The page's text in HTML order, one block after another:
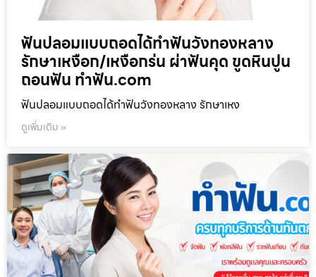
ฟันปลอมแบบถอดได้ทำฟันวังทองหลาง
รักษาเหงือก/เหงือกร่น ผ่าฟันคุด ขูดหินปูน
ถอนฟัน ทำฟัน.com
ฟันปลอมแบบถอดได้ทำฟันวังทองหลาง รักษาเหง
ดูเพิ่มเติม »